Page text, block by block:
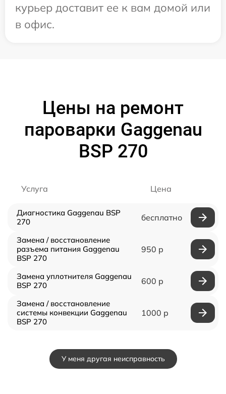
курьер доставит ее к вам домой или
в офис.
Цены на ремонт
пароварки Gaggenau
BSP 270
Услуга Цена
Диагностика Gaggenau BSP
270
бесплатно
Замена / восстановление
разъема питания Gaggenau
BSP 270
950 р
Замена уплотнителя Gaggenau
BSP 270
600 р
Замена / восстановление
системы конвекции Gaggenau
BSP 270
1000 р
У меня другая неисправность